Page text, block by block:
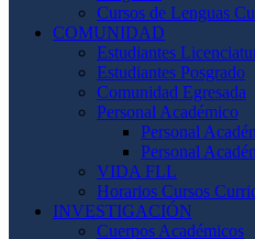
Cursos de Lenguas
COMUNIDAD
Estudiantes
Estudiantes Posgrado
Comunidad Egresada
Personal Académico
Personal
Personal
VIDA FLL
Horarios Cursos
INVESTIGACIÓN
Cuerpos Académicos